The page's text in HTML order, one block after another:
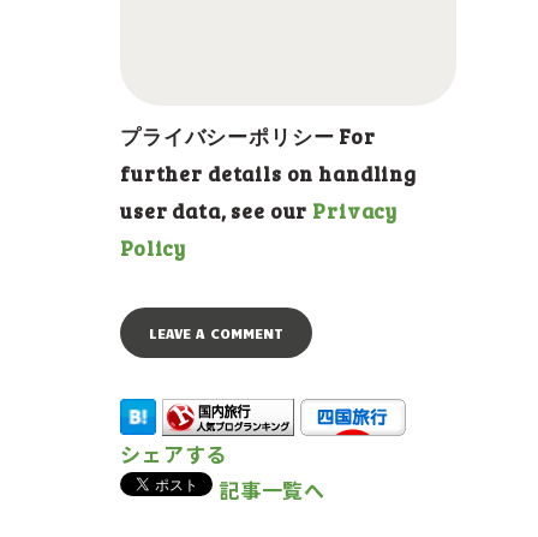
プライバシーポリシー For
further details on handling
user data, see our Privacy
Policy
シェアする
記事一覧へ